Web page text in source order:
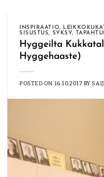
INSPIRAATIO,
SISUSTUS, SYKSY,
Hyggeilta
Hyggehaaste)
POSTED ON 16.10.2017 BY